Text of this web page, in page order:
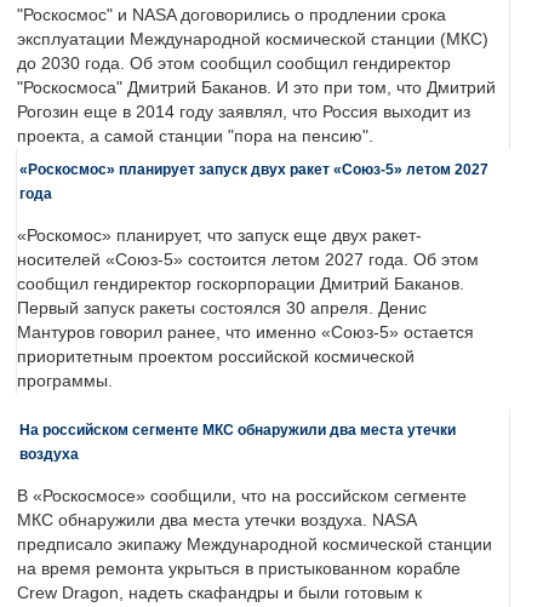
"Роскосмос" и NASA договорились о продлении срока
эксплуатации Международной космической станции (МКС)
до 2030 года. Об этом сообщил сообщил гендиректор
"Роскосмоса" Дмитрий Баканов. И это при том, что Дмитрий
Рогозин еще в 2014 году заявлял, что Россия выходит из
проекта, а самой станции "пора на пенсию".
«Роскосмос» планирует запуск двух ракет «Союз-5» летом 2027
года
«Роскомос» планирует, что запуск еще двух ракет-
носителей «Союз-5» состоится летом 2027 года. Об этом
сообщил гендиректор госкорпорации Дмитрий Баканов.
Первый запуск ракеты состоялся 30 апреля. Денис
Мантуров говорил ранее, что именно «Союз-5» остается
приоритетным проектом российской космической
программы.
На российском сегменте МКС обнаружили два места утечки
воздуха
В «Роскосмосе» сообщили, что на российском сегменте
МКС обнаружили два места утечки воздуха. NASA
предписало экипажу Международной космической станции
на время ремонта укрыться в пристыкованном корабле
Crew Dragon, надеть скафандры и были готовым к